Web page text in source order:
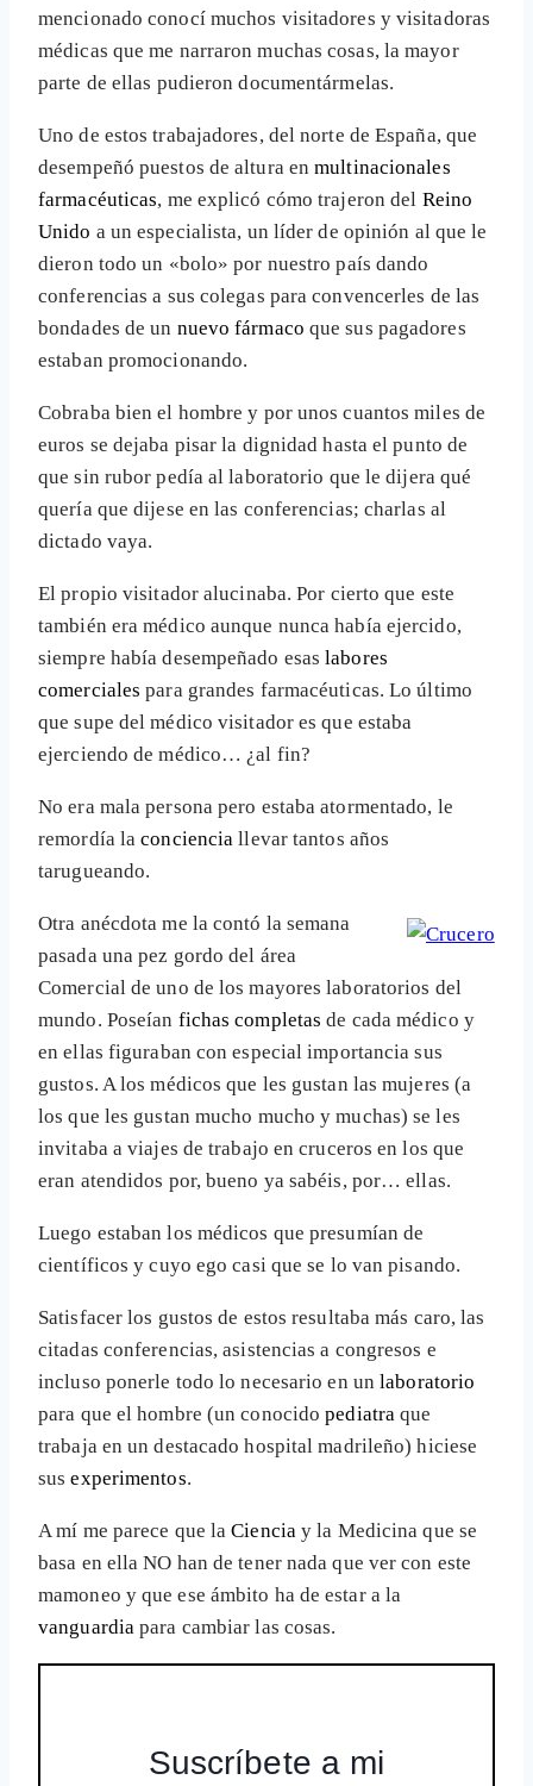
mencionado conocí muchos visitadores y visitadoras
médicas que me narraron muchas cosas, la mayor
parte de ellas pudieron documentármelas.
Uno de estos trabajadores, del norte de España, que
desempeñó puestos de altura enmultinacionales
farmacéuticas, me explicó cómo trajeron del Reino
Unido a un especialista, un líder de opinión al que le
dieron todo un «bolo» por nuestro país dando
conferencias a sus colegas para convencerles de las
bondades de un nuevo fármaco que sus pagadores
estaban promocionando.
Cobraba bien el hombre y por unos cuantos miles de
euros se dejaba pisar la dignidad hasta el punto de
que sin rubor pedía al laboratorio que le dijera qué
quería que dijese en las conferencias; charlas al
dictado vaya.
El propio visitador alucinaba. Por cierto que este
también era médico aunque nunca había ejercido,
siempre había desempeñado esaslabores
comerciales para grandes farmacéuticas. Lo último
que supe del médico visitador es que estaba
ejerciendo de médico… ¿al fin?
No era mala persona pero estaba atormentado, le
remordía laconciencia llevar tantos años
tarugueando.
Otra anécdota me la contó la semana
pasada una pez gordo del área
Comercial de uno de los mayores laboratorios del
mundo. Poseían fichas completas de cada médico y
en ellas figuraban con especial importancia sus
gustos. A los médicos que les gustan las mujeres (a
los que les gustan mucho mucho y muchas) se les
invitaba a viajes de trabajo en cruceros en los que
eran atendidos por, bueno ya sabéis, por… ellas.
Luego estaban los médicos que presumían de
científicos y cuyo ego casi que se lo van pisando.
Satisfacer los gustos de estos resultaba más caro, las
citadas conferencias, asistencias a congresos e
incluso ponerle todo lo necesario en unlaboratorio
para que el hombre (un conocidopediatra que
trabaja en un destacado hospital madrileño) hiciese
susexperimentos.
A mí me parece que laCienciay la Medicina que se
basa en ella NO han de tener nada que ver con este
mamoneo y que ese ámbito ha de estar a la
vanguardia para cambiar las cosas.
Suscríbete a mi